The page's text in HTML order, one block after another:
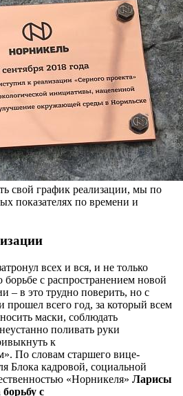
свой график реализации, мы по
показателях по времени и
всех и вся, и не только
с распространением новой
– в это трудно поверить, но с
прошел всего год, за который всем
маски, соблюдать
поливать руки
к
По словам старшего вице-
Блока кадровой, социальной
«Норникеля» Ларисы
с